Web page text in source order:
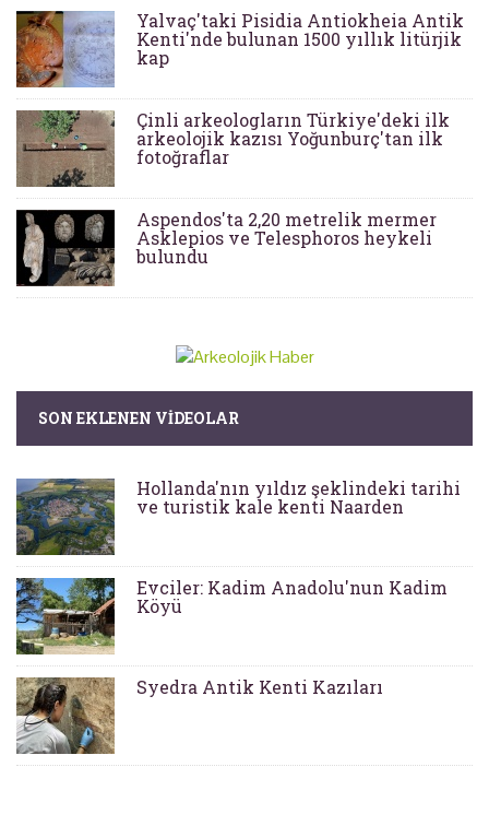
Yalvaç'taki Pisidia Antiokheia Antik
Kenti'nde bulunan 1500 yıllık litürjik
kap
Çinli arkeologların Türkiye'deki ilk
arkeolojik kazısı Yoğunburç'tan ilk
fotoğraflar
Aspendos'ta 2,20 metrelik mermer
Asklepios ve Telesphoros heykeli
bulundu
SON EKLENEN VIDEOLAR
Hollanda'nın yıldız şeklindeki tarihi
ve turistik kale kenti Naarden
Evciler: Kadim Anadolu'nun Kadim
Köyü
Syedra Antik Kenti Kazıları